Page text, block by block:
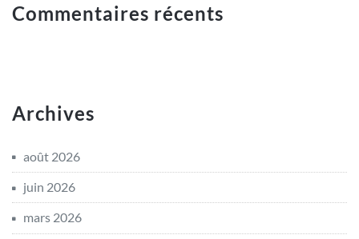
Commentaires récents
Archives
août 2026
juin 2026
mars 2026